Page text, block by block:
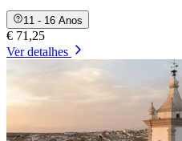
11 - 16 Anos
€ 71,25
Ver detalhes